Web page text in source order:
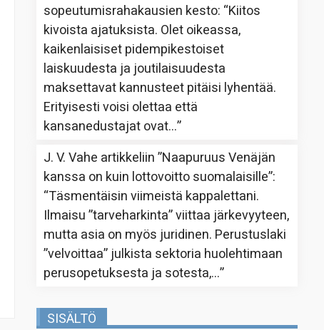
sopeutumisrahakausien kesto: “Kiitos
kivoista ajatuksista. Olet oikeassa,
kaikenlaisiset pidempikestoiset
laiskuudesta ja joutilaisuudesta
maksettavat kannusteet pitäisi lyhentää.
Erityisesti voisi olettaa että
kansanedustajat ovat…”
J. V. Vahe artikkeliin”Naapuruus Venäjän
kanssa on kuin lottovoitto suomalaisille”:
“Täsmentäisin viimeistä kappalettani.
Ilmaisu ”tarveharkinta” viittaa järkevyyteen,
mutta asia on myös juridinen. Perustuslaki
”velvoittaa” julkista sektoria huolehtimaan
perusopetuksesta ja sotesta,…”
SISÄLTÖ